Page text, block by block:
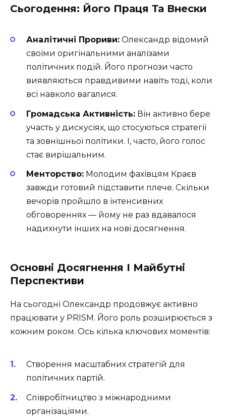
Сьогодення: Його Праця Та Внески
Аналітичні Прориви: Олександр відомий
своїми оригінальними аналізами
політичних подій. Його прогнози часто
виявляються правдивими навіть тоді, коли
всі навколо вагалися.
Громадська Активність: Він активно бере
участь у дискусіях, що стосуються стратегії
та зовнішньої політики. І, часто, його голос
стає вирішальним.
Менторство: Молодим фахівцям Краєв
завжди готовий підставити плече. Скільки
вечорів пройшло в інтенсивних
обговореннях — йому не раз вдавалося
надихнути інших на нові досягнення.
Основні Досягнення І Майбутні
Перспективи
На сьогодні Олександр продовжує активно
працювати у PRISM. Його роль розширюється з
кожним роком. Ось кілька ключових моментів:
Створення масштабних стратегій для
політичних партій.
Співробітництво з міжнародними
організаціями.